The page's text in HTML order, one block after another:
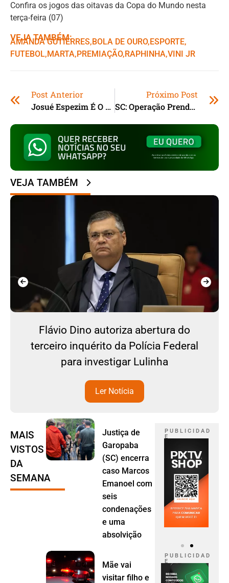
Confira os jogos das oitavas da Copa do Mundo nesta
terça-feira (07)
VEJA TAMBÉM:
AMANDA GUTIERRES,ㅤBOLA DE OURO,ㅤESPORTE,ㅤ
FUTEBOL,ㅤMARTA,ㅤPREMIAÇÃO,ㅤRAPHINHA,ㅤVINI JR
Post Anterior
Josué Espezim É O Novo Secretário De Educação, Esporte E Juventude De Imbituba (SC)
Próximo Post
SC: Operação Prende Suspeito De Assalto A Posto De Gasolina Em Tubarão E Casal Por Tráfico
VEJA TAMBÉM
Flávio Dino autoriza abertura do
terceiro inquérito da Polícia Federal
para investigar Lulinha
Ler Notícia
MAIS
VISTOS
DA
SEMANA
Justiça de
Garopaba
(SC) encerra
caso Marcos
Emanoel com
seis
condenações
e uma
absolvição
Mãe vai
visitar filho e
P U B L I C I D A D
E
P U B L I C I D A D
E